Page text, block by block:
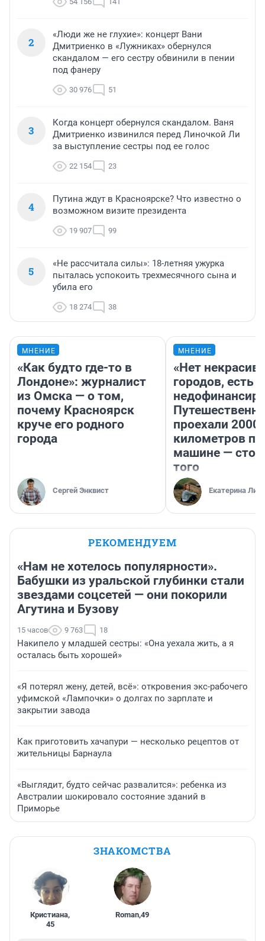
2
«Люди же не глухие»: концерт Вани
Дмитриенко в «Лужниках» обернулся
скандалом — его сестру обвинили в пении
под фанеру
30 976 51
3
Когда концерт обернулся скандалом. Ваня
Дмитриенко извинился перед Линочкой Ли
за выступление сестры под ее голос
22 154 23
4
Путина ждут в Красноярске? Что известно о
возможном визите президента
19 907 99
5
«Не рассчитала силы»: 18-летняя ужурка
пыталась успокоить трехмесячного сына и
убила его
18 274 38
МНЕНИЕ
«Как будто где-то в
Лондоне»: журналист
из Омска — о том,
почему Красноярск
круче его родного
города
Сергей Энквист
МНЕНИЕ
«Нет
городов, есть
проехали 2000
километров по
машине —
того
Екатерина
РЕКОМЕНДУЕМ
«Нам не хотелось популярности».
Бабушки из уральской глубинки стали
звездами соцсетей — они покорили
Агутина и Бузову
15 часов 9 763 18
Накипело у младшей сестры: «Она уехала жить, а я
осталась быть хорошей»
«Я потерял жену, детей, всё»: откровения экс-рабочего
уфимской «Лампочки» о долгах по зарплате и
закрытии завода
Как приготовить хачапури — несколько рецептов от
жительницы Барнаула
«Выглядит, будто сейчас развалится»: ребенка из
Австралии шокировало состояние зданий в
Приморье
ЗНАКОМСТВА
Кристиана,
45
Roman,49